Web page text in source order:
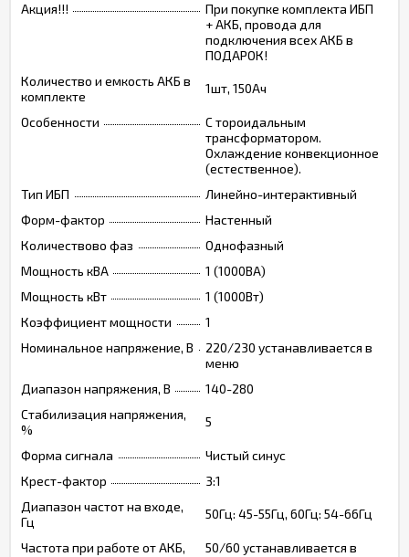
Акция!!!
При покупке комплекта ИБП
+ АКБ, провода для
подключения всех АКБ в
ПОДАРОК!
Количество и емкость АКБ в
комплекте
1шт, 150Ач
Особенности
С тороидальным
трансформатором.
Охлаждение конвекционное
(естественное).
Тип ИБП
Линейно-интерактивный
Форм-фактор
Настенный
Количествово фаз
Однофазный
Мощность кВА
1 (1000ВА)
Мощность кВт
1 (1000Вт)
Коэффициент мощности
1
Номинальное напряжение, В
220/230 устанавливается в
меню
Диапазон напряжения, В
140-280
Стабилизация напряжения,
%
5
Форма сигнала
Чистый синус
Крест-фактор
3:1
Диапазон частот на входе,
Гц
50Гц: 45-55Гц, 60Гц: 54-66Гц
Частота при работе от АКБ,
50/60 устанавливается в